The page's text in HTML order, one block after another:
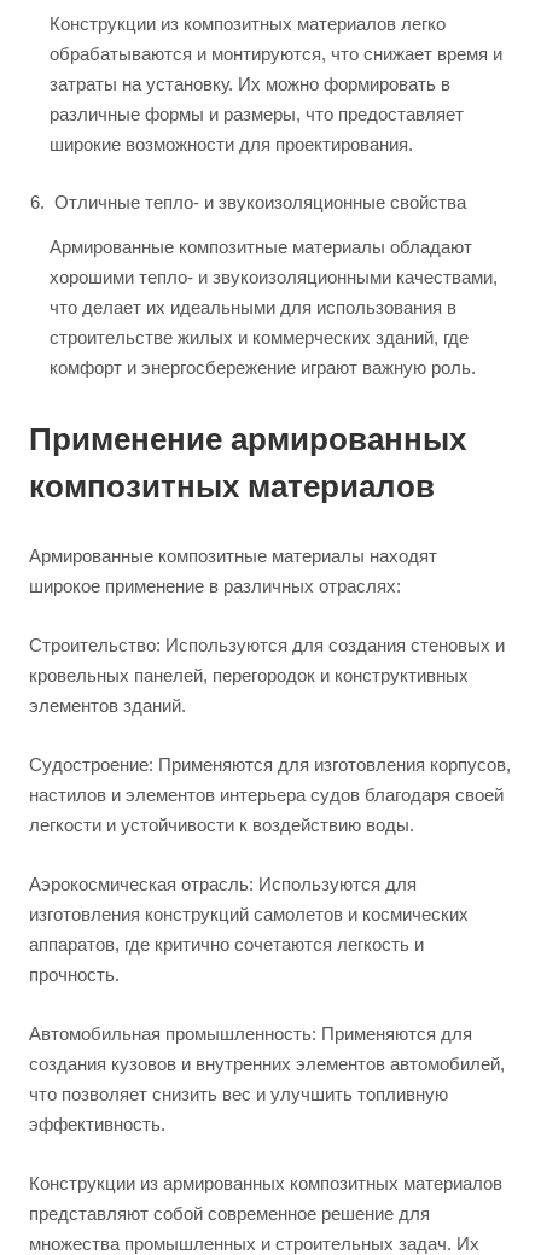
Конструкции из композитных материалов легко
обрабатываются и монтируются, что снижает время и
затраты на установку. Их можно формировать в
различные формы и размеры, что предоставляет
широкие возможности для проектирования.
Отличные тепло- и звукоизоляционные свойства
Армированные композитные материалы обладают
хорошими тепло- и звукоизоляционными качествами,
что делает их идеальными для использования в
строительстве жилых и коммерческих зданий, где
комфорт и энергосбережение играют важную роль.
Применение армированных
композитных материалов
Армированные композитные материалы находят
широкое применение в различных отраслях:
Строительство: Используются для создания стеновых и
кровельных панелей, перегородок и конструктивных
элементов зданий.
Судостроение: Применяются для изготовления корпусов,
настилов и элементов интерьера судов благодаря своей
легкости и устойчивости к воздействию воды.
Аэрокосмическая отрасль: Используются для
изготовления конструкций самолетов и космических
аппаратов, где критично сочетаются легкость и
прочность.
Автомобильная промышленность: Применяются для
создания кузовов и внутренних элементов автомобилей,
что позволяет снизить вес и улучшить топливную
эффективность.
Конструкции из армированных композитных материалов
представляют собой современное решение для
множества промышленных и строительных задач. Их